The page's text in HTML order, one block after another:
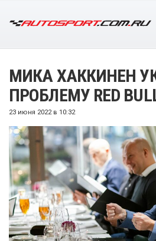
МИКА ХАККИНЕН
ПРОБЛЕМУ RED
23 июня 2022 в 10:32